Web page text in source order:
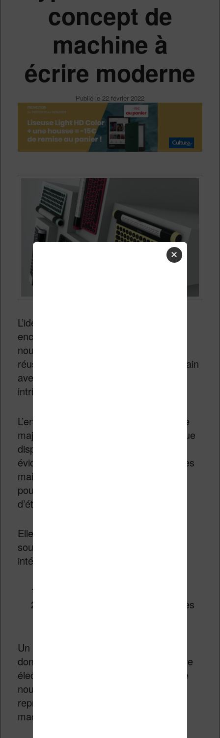
concept de
machine à
écrire moderne
Publié le 22 février 2022
L’idée d’assembler machine à écrire et
encre électronique n’est pas une
nouveauté. Mais, la
réussi à combiner un clavier pour écrivain
avec un écran cylindrique assez
intriguant.
L’entreprise E Ink est derrière la grande
majorité des écrans à encre électronique
disponibles sur le marché. Elle produit
évidemment les écrans pour les liseuses
mais aussi des écrans plus spécialisés
pour les supermarchés (sous la forme
d’étiquettes) ou pour l’affichage.
Elle travaille également sur des écrans
souples qui ont différentes propriétés
intéressantes :
Ils résistent plus aux chocs que les
Un designer italien, Jody Del Bianco a
donc eu l’idée d’utiliser un écran à encre
électronique souple pour concevoir une
nouvelle machine à écrire moderne qui
reproduit le fonctionnement d’une
machine classique.
✕